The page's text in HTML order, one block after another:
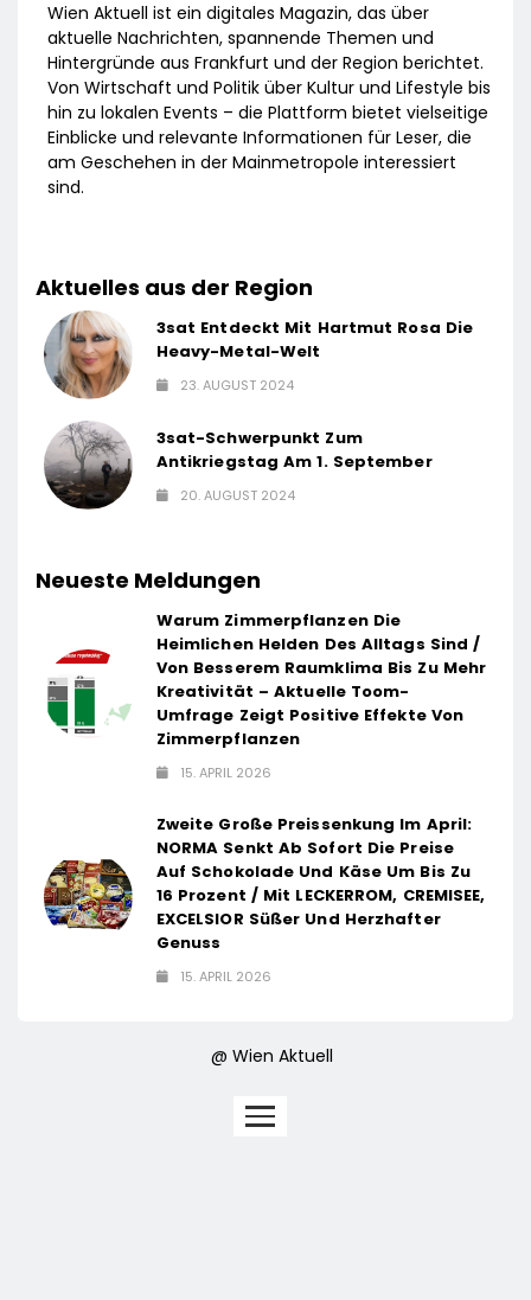
Wien Aktuell ist ein digitales Magazin, das über
aktuelle Nachrichten, spannende Themen und
Hintergründe aus Frankfurt und der Region berichtet.
Von Wirtschaft und Politik über Kultur und Lifestyle bis
hin zu lokalen Events – die Plattform bietet vielseitige
Einblicke und relevante Informationen für Leser, die
am Geschehen in der Mainmetropole interessiert
sind.
Aktuelles aus der Region
3sat Entdeckt Mit Hartmut Rosa Die
Heavy-Metal-Welt
23. AUGUST 2024
3sat-Schwerpunkt Zum
Antikriegstag Am 1. September
20. AUGUST 2024
Neueste Meldungen
Warum Zimmerpflanzen Die
Heimlichen Helden Des Alltags Sind /
Von Besserem Raumklima Bis Zu Mehr
Kreativität – Aktuelle Toom-
Umfrage Zeigt Positive Effekte Von
Zimmerpflanzen
15. APRIL 2026
Zweite Große Preissenkung Im April:
NORMA Senkt Ab Sofort Die Preise
Auf Schokolade Und Käse Um Bis Zu
16 Prozent / Mit LECKERROM, CREMISEE,
EXCELSIOR Süßer Und Herzhafter
Genuss
15. APRIL 2026
@ Wien Aktuell